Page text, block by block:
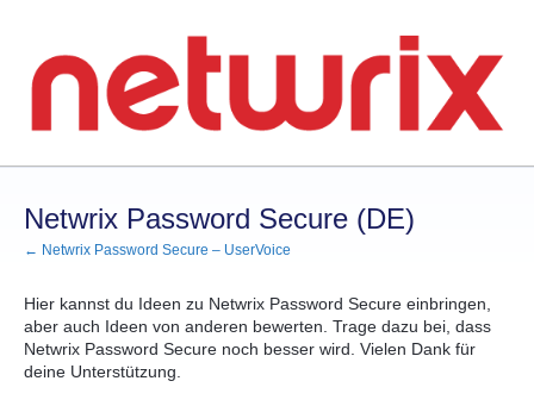
springen
Netwrix Password Secure (DE)
← Netwrix Password Secure – UserVoice
Hier kannst du Ideen zu Netwrix Password Secure einbringen,
aber auch Ideen von anderen bewerten. Trage dazu bei, dass
Netwrix Password Secure noch besser wird. Vielen Dank für
deine Unterstützung.